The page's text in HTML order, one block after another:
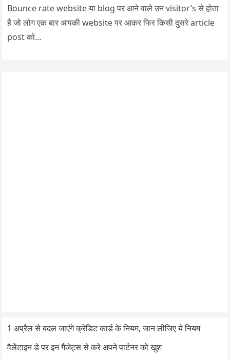
Bounce rate website या blog पर आने वाले उन visitor’s से होता
है जो लोग एक बार आपकी website पर आकर फिर किसी दुसरे article
post को…
1 अप्रैल से बदल जाएंगे क्रेडिट कार्ड के नियम, जान लीजिए ये नियम
वैलेंटाइन डे पर इन गैजेट्स से करे अपने पार्टनर को खुश